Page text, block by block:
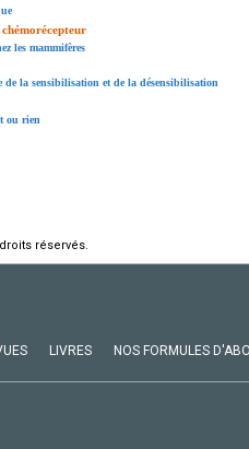
les mammifères
de la sensibilisation et de la désensibilisation
ou rien
réservés.
LIVRES NOS FORMULES